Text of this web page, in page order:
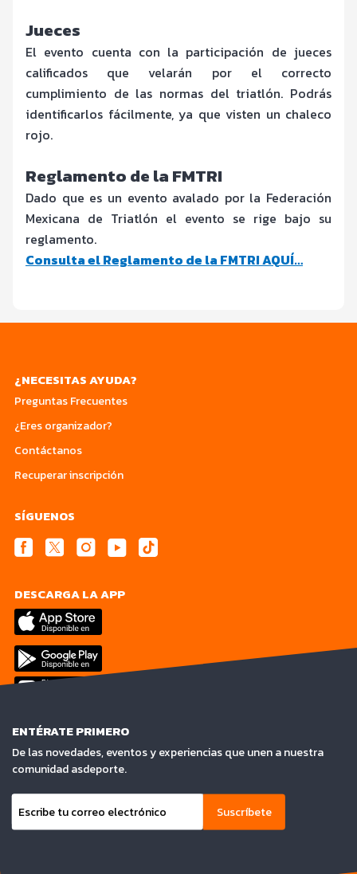
Jueces
El evento cuenta con la participación de jueces
calificados que velarán por el correcto
cumplimiento de las normas del triatlón. Podrás
identificarlos fácilmente, ya que visten un chaleco
rojo.
Reglamento de la FMTRI
Dado que es un evento avalado por la Federación
Mexicana de Triatlón el evento se rige bajo su
reglamento.
Consulta el Reglamento de la FMTRI AQUÍ…
¿NECESITAS AYUDA?
Preguntas Frecuentes
¿Eres organizador?
Contáctanos
Recuperar inscripción
SÍGUENOS
DESCARGA LA APP
ENTÉRATE PRIMERO
De las novedades, eventos y experiencias que unen a nuestra
comunidad asdeporte.
Suscríbete